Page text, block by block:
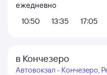
ежедневно
10:50
13:35 17:05
в Кончезеро
Автовокзал - Кончезеро,